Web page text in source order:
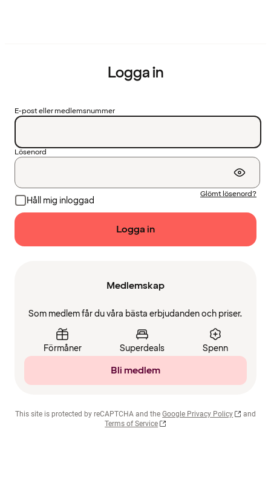
Logga in
E-post eller medlemsnummer
Lösenord
Håll mig inloggad
Glömt lösenord?
Logga in
Medlemskap
Som medlem får du våra bästa erbjudanden och priser.
Förmåner Superdeals Spenn
Bli medlem
This site is protected by reCAPTCHA and the Google Privacy Policy
and
Terms of Service